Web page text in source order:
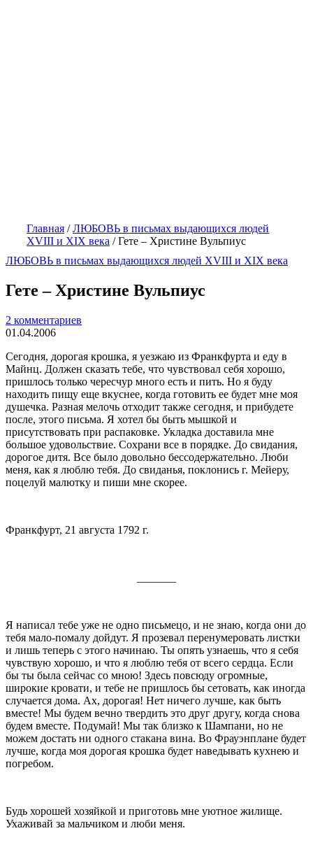
Главная /ЛЮБОВЬ в письмах выдающихся людей
XVIII и XIX века /Гете – Христине Вульпиус
ЛЮБОВЬ в письмах выдающихся людей XVIII и XIX века
Гете – Христине Вульпиус
2 комментариев
01.04.2006
Сегодня, дорогая крошка, я уезжаю из Франк­фурта и еду в
Майнц. Должен сказать тебе, что чувствовал себя хорошо,
пришлось только чересчур много есть и пить. Но я буду
находить пищу еще вкуснее, когда готовить ее будет мне моя
душечка. Раз­ная мелочь отходит также сегодня, и прибудете
после, этого письма. Я хотел бы быть мышкой и
присутствовать при распаковке. Укладка доставила мне
большое удовольствие. Сохрани все в порядке. До свидания,
дорогое дитя. Все было довольно бессодер­жательно. Люби
меня, как я люблю тебя. До свиданья, поклонись г. Мейеру,
поцелуй малютку и пиши мне скорее.
Франкфурт, 21 августа 1792 г.
Я написал тебе уже не одно письмецо, и не знаю, когда они до
тебя мало-помалу дойдут. Я прозевал перенумеровать листки
и лишь теперь с этого начи­наю. Ты опять узнаешь, что я себя
чувствую хорошо, и что я люблю тебя от всего сердца. Если
бы ты была сейчас со мною! Здесь повсюду огромные,
широкие кровати, и тебе не пришлось бы сетовать, как иногда
случается дома. Ах, дорогая! Нет ничего лучше, как быть
вместе! Мы будем вечно твердить это друг другу, когда снова
будем вместе. Подумай! Мы так близко к Шампани, но не
можем достать ни одного стакана вина. Во Фрауэнплане будет
лучше, когда моя дорогая крошка будет наведывать кухнею и
погребом.
Будь хорошей хозяйкой и приготовь мне уютное жи­лище.
Ухаживай за мальчиком и люби меня.